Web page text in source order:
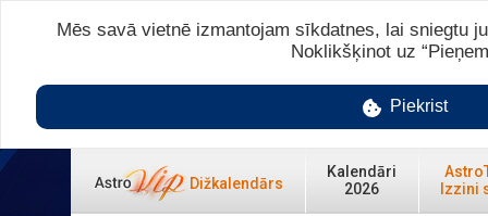
Dižkalendārs
Kalendāri
2026
Izzini
Mēs savā vietnē izmantojam sīkdatnes, lai sniegtu
Noklikšķinot uz
Piekrist